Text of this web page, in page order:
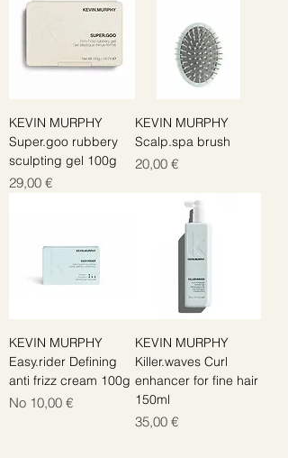
KEVIN MURPHY
Super.goo rubbery
sculpting gel 100g
Cena
29,00 €
KEVIN MURPHY
Scalp.spa brush
Cena
20,00 €
KEVIN MURPHY
Easy.rider Defining
anti frizz cream 100g
No 10,00 €
Izpārdošanas cena
KEVIN MURPHY
Killer.waves Curl
enhancer for fine hair
150ml
Cena
35,00 €